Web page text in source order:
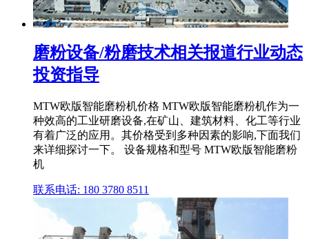
磨粉设备/粉磨技术相关报道行业动态
投资指导
MTW欧版智能磨粉机价格 MTW欧版智能磨粉机作为一
种效高的工业研磨设备,在矿山、建筑材料、化工等行业
有着广泛的应用。其价格受到多种因素的影响,下面我们
来详细探讨一下。 设备规格和型号 MTW欧版智能磨粉
机
联系电话: 180 3780 8511